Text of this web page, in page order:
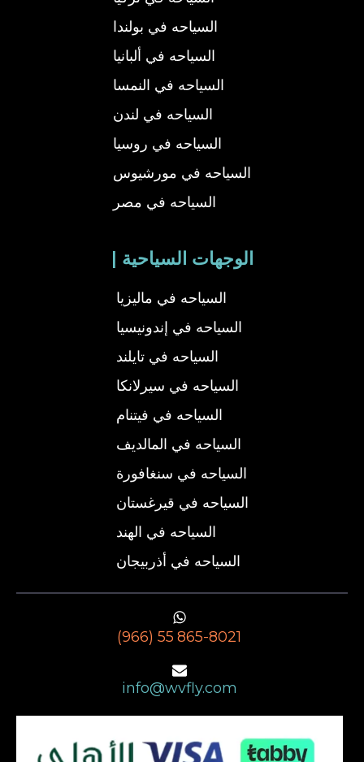
السياحه في بولندا
السياحه في ألبانيا
السياحه في النمسا
السياحه في لندن
السياحه في روسيا
السياحه في مورشيوس
السياحه في مصر
| الوجهات السياحية
السياحه في ماليزيا
السياحه في إندونيسيا
السياحه في تايلند
السياحه في سيرلانكا
السياحه في فيتنام
السياحه في المالديف
السياحه في سنغافورة
السياحه في قيرغستان
السياحه في الهند
السياحه في أذربيجان
(966) 55 865-8021
info@wvfly.com